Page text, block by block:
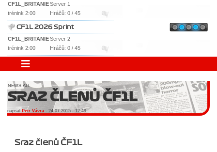
CF1L_BRITANIEServer 1
trénink 2:00
Hráčů: 0 / 45
CF1L 2026 Sprint
CF1L_BRITANIEServer 2
trénink 2:00
Hráčů: 0 / 45
NEWS ALL
SRAZ ČLENŮ ČF1L
napsal Petr Vávra - 24.07.2015 - 12:49
Sraz členů ČF1L